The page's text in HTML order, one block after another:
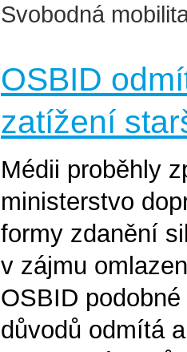
Svobodná
OSBID
zatížení
Médii proběhly
ministerstvo
formy zdanění
v zájmu
OSBID
důvodů odmítá